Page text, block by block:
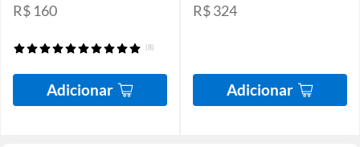
R$ 160
(8)
Adicionar
R$ 324
Adicionar